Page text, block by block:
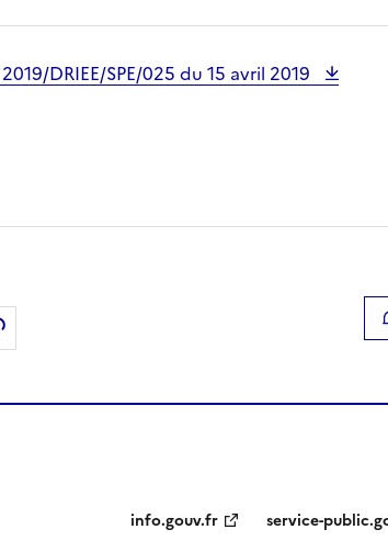
DRIEE/SPE/025 du 15 avril 2019
par email
Copier le lien de la page dans le presse-
info.gouv.fr service-